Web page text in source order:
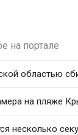
на портале
областью
на пляже
несколько